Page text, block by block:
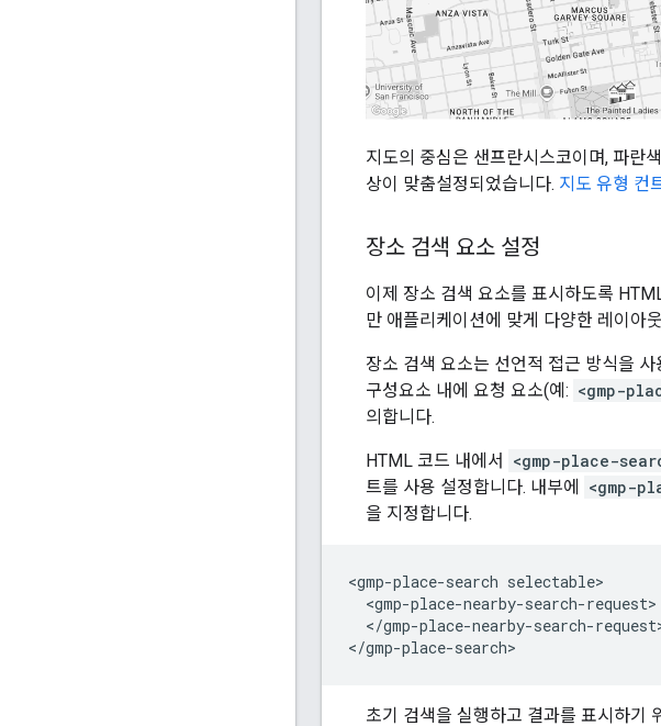
지도의 중심은 샌프란시스코이며, 파란
상이 맞춤설정되었습니다. 지도 유형 컨
장소 검색 요소 설정
이제 장소 검색 요소를 표시하도록
만 애플리케이션에 맞게 다양한 레이아
장소 검색 요소는 선언적 접근 방식을
구성요소 내에 요청 요소(예: <gmp-
의합니다.
HTML 코드 내에서 <gmp-place-
트를 사용 설정합니다. 내부에
<gmp-
을 지정합니다.
<gmp-place-search selectable>
  <gmp-place-nearby-search-request>
</gmp-place-nearby-search-
초기 검색을 실행하고 결과를 표시하기